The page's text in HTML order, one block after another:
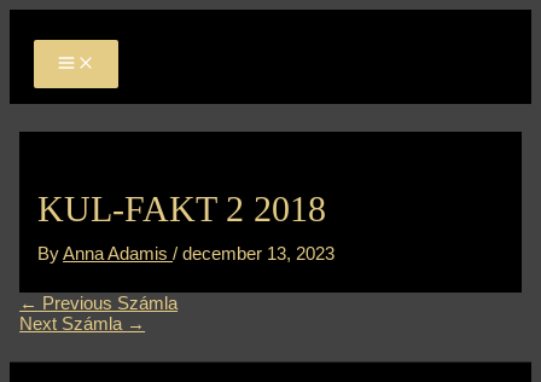
Skip
KUL-FAKT 2 2018
ByAnna Adamis/december 13, 2023
Bejegyzés
← Previous Számla
Next Számla →